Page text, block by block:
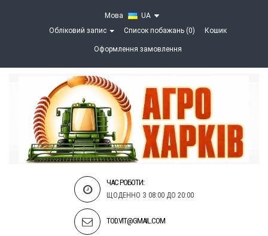
Мова
UA
Обліковий запис
Список побажань (0) Кошик
Оформлення замовлення
ЧАС РОБОТИ:
ЩОДЕННО З 08:00 ДО 20:00
TOD.VIT@GMAIL.COM